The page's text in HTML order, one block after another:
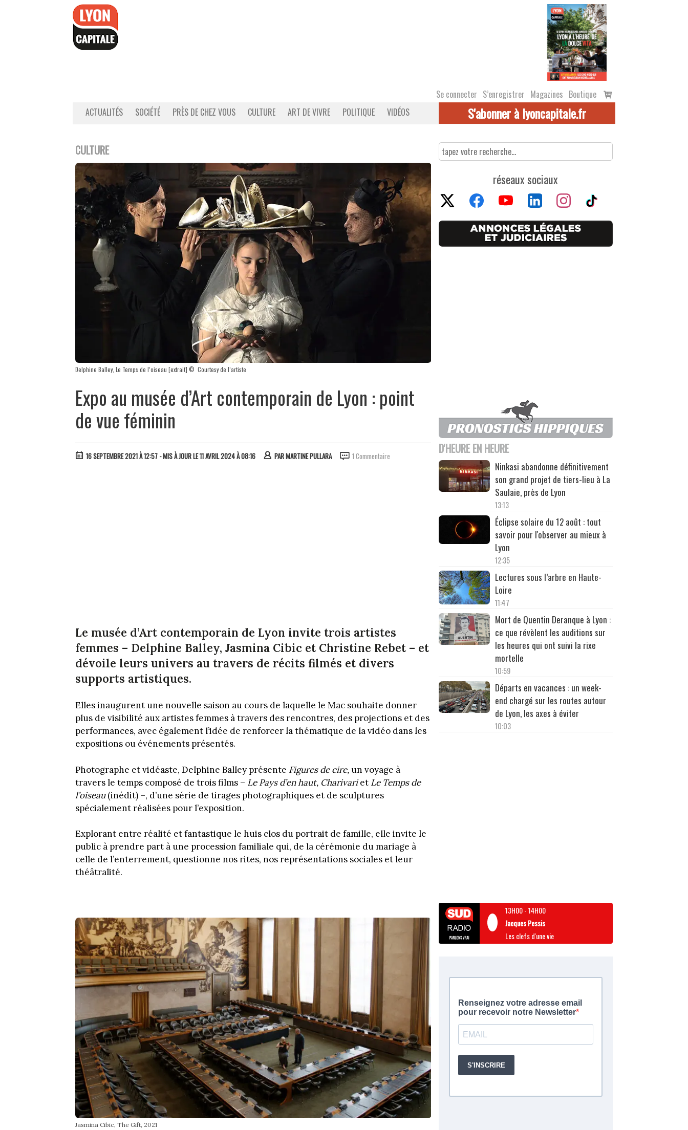
Se connecter S’enregistrer Magazines Boutique
Voir
le
ACTUALITÉS SOCIÉTÉ PRÈS DE CHEZ VOUS CULTURE ART DE VIVRE POLITIQUE VIDÉOS S'abonner à lyoncapitale.fr
CULTURE
Delphine Balley, Le Temps de l’oiseau [extrait] © Courtesy de l’artiste
Expo au musée d’Art contemporain de Lyon : point
de vue féminin
16 SEPTEMBRE 2021 À 12:57 - MIS À JOUR LE 11 AVRIL 2024 À 08:16 PARMARTINE PULLARA 1 Commentaire
Le musée d’Art contemporain de Lyon invite trois artistes
femmes – Delphine Balley, Jasmina Cibic et Christine Rebet – et
dévoile leurs univers au travers de récits filmés et divers
supports artistiques.
Elles inaugurent une nouvelle saison au cours de laquelle le Mac souhaite donner
plus de visibilité aux artistes femmes à travers des rencontres, des projections et des
performances, avec également l’idée de renforcer la thématique de la vidéo dans les
expositions ou événements présentés.
Photographe et vidéaste, Delphine Balley présente Figures de cire, un voyage à
travers le temps composé de trois films – Le Pays d’en haut, Charivariet Le Temps de
l’oiseau(inédit) –, d’une série de tirages photographiques et de sculptures
spécialement réalisées pour l’exposition.
Explorant entre réalité et fantastique le huis clos du portrait de famille, elle invite le
public à prendre part à une procession familiale qui, de la cérémonie du mariage à
celle de l’enterrement, questionne nos rites, nos représentations sociales et leur
théâtralité.
Jasmina Cibic, The Gift, 2021
réseaux sociaux
D'HEURE EN HEURE
Ninkasi abandonne définitivement
son grand projet de tiers-lieu à La
Saulaie, près de Lyon
13:13
Éclipse solaire du 12 août : tout
savoir pour l'observer au mieux à
Lyon
12:35
Lectures sous l’arbre en Haute-
Loire
11:47
Mort de Quentin Deranque à Lyon :
ce que révèlent les auditions sur
les heures qui ont suivi la rixe
mortelle
10:59
Départs en vacances : un week-
end chargé sur les routes autour
de Lyon, les axes à éviter
10:03
13H00-14H00
Jacques Pessis
Les clefs d'une vie